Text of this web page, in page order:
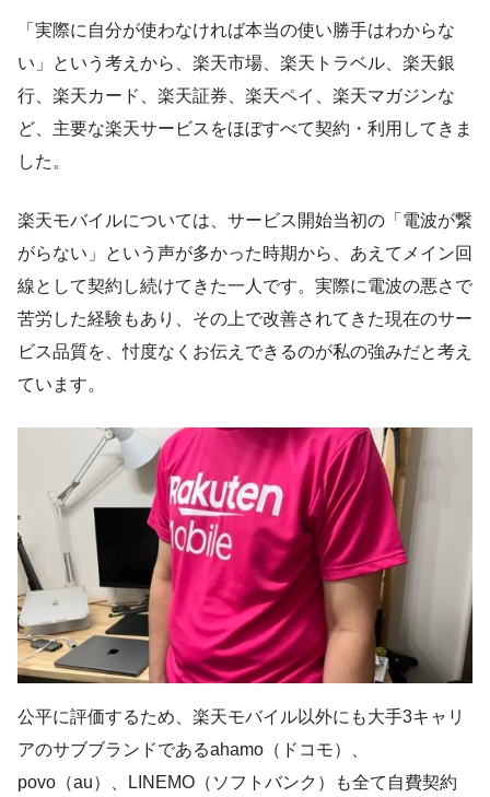
「実際に自分が使わなければ本当の使い勝手はわからな
い」という考えから、楽天市場、楽天トラベル、楽天銀
行、楽天カード、楽天証券、楽天ペイ、楽天マガジンな
ど、主要な楽天サービスをほぼすべて契約・利用してきま
した。
楽天モバイルについては、サービス開始当初の「電波が繋
がらない」という声が多かった時期から、あえてメイン回
線として契約し続けてきた一人です。実際に電波の悪さで
苦労した経験もあり、その上で改善されてきた現在のサー
ビス品質を、忖度なくお伝えできるのが私の強みだと考え
ています。
公平に評価するため、楽天モバイル以外にも大手3キャリ
アのサブブランドであるahamo（ドコモ）、
povo（au）、LINEMO（ソフトバンク）も全て自費契約